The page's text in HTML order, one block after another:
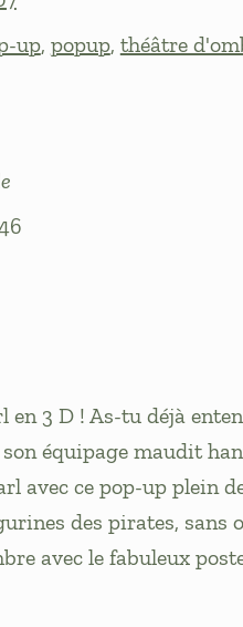
up, popup, théâtre
en 3 D ! As-tu déjà
équipage maudit
avec ce pop-up plein
des pirates, sans
avec le fabuleux